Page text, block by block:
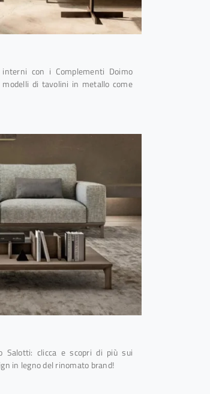
con i Complementi Doimo
di tavolini in metallo come
Salotti: clicca e scopri di più sui
in legno del rinomato brand!